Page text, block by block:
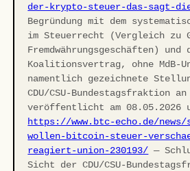
der-krypto-steuer-das-sagt-
Begründung mit dem
im Steuerrecht (Vergleich zu
Fremdwährungsgeschäften) und
Koalitionsvertrag, ohne
namentlich gezeichnete
CDU/CSU-Bundestagsfraktion an
veröffentlicht am 08.05.2026
https://www.btc-echo.de/news/
wollen-bitcoin-steuer-
reagiert-union-230193/ —
Sicht der CDU/CSU-